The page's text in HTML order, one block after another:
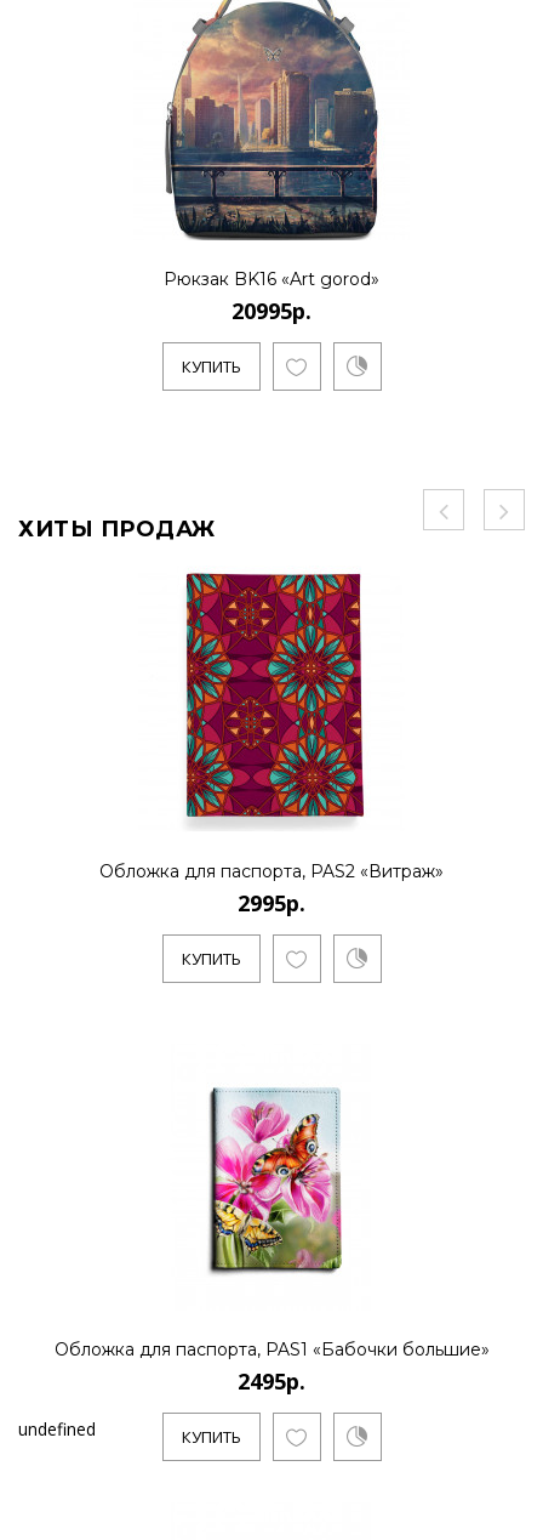
Рюкзак BK16 «Art gorod»
20995р.
КУПИТЬ
ХИТЫ ПРОДАЖ
Обложка для паспорта, PAS2 «Витраж»
2995р.
КУПИТЬ
Обложка для паспорта, PAS1 «Бабочки большие»
2495р.
КУПИТЬ
undefined